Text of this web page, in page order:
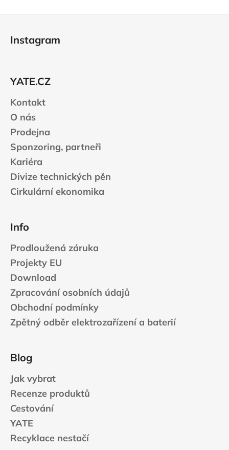
Instagram
YATE.CZ
Kontakt
O nás
Prodejna
Sponzoring, partneři
Kariéra
Divize technických pěn
Cirkulární ekonomika
Info
Prodloužená záruka
Projekty EU
Download
Zpracování osobních údajů
Obchodní podmínky
Zpětný odběr elektrozařízení a baterií
Blog
Jak vybrat
Recenze produktů
Cestování
YATE
Recyklace nestačí